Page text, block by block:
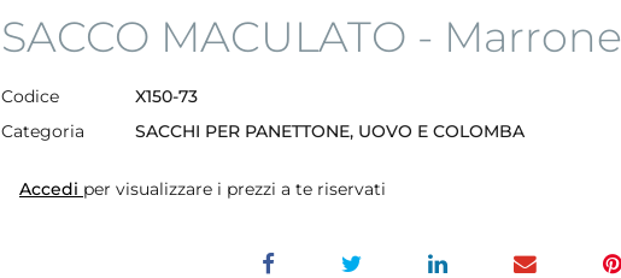
SACCO MACULATO - Marrone
Codice
X150-73
Categoria
SACCHI PER PANETTONE, UOVO E COLOMBA
Accedi per visualizzare i prezzi a te riservati